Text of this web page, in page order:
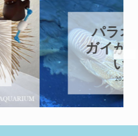
オオウム
が交接して
います
2026年8月7日